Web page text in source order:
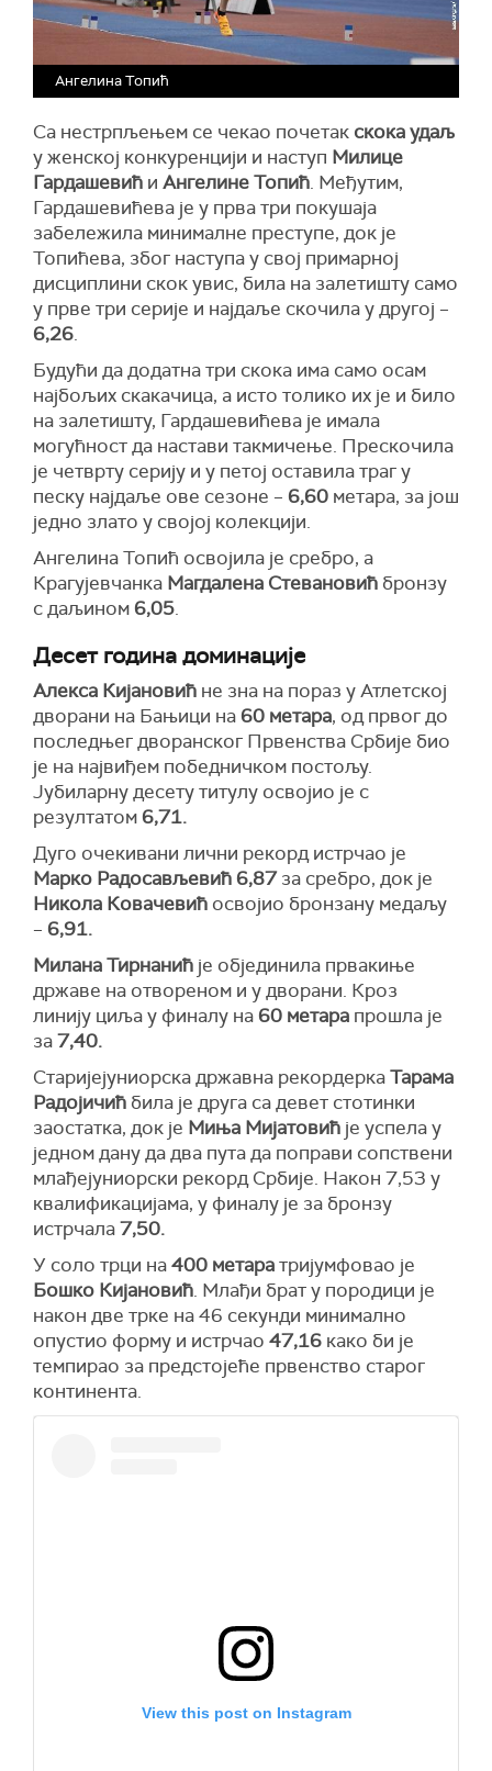
Ангелина Топић
Са нестрпљењем се чекао почетак скока удаљ
у женској конкуренцији и наступ Милице
Гардашевић и Ангелине Топић. Међутим,
Гардашевићева је у прва три покушаја
забележила минималне преступе, док је
Топићева, због наступа у свој примарној
дисциплини скок увис, била на залетишту само
у прве три серије и најдаље скочила у другој –
6,26.
Будући да додатна три скока има само осам
најбољих скакачица, а исто толико их је и било
на залетишту, Гардашевићева је имала
могућност да настави такмичење. Прескочила
је четврту серију и у петој оставила траг у
песку најдаље ове сезоне – 6,60 метара, за још
једно злато у својој колекцији.
Ангелина Топић освојила је сребро, а
Крагујевчанка Магдалена Стевановић бронзу
с даљином6,05.
Десет година доминације
Алекса Кијановић не зна на пораз у Атлетској
дворани на Бањици на60 метара, од првог до
последњег дворанског Првенства Србије био
је на највиђем победничком постољу.
Јубиларну десету титулу освојио је с
резултатом6,71.
Дуго очекивани лични рекорд истрчао је
Марко Радосављевић6,87за сребро, док је
Никола Ковачевић освојио бронзану медаљу
– 6,91.
Милана Тирнанић је објединила првакиње
државе на отвореном и у дворани. Кроз
линију циља у финалу на60 метара прошла је
за7,40.
Старијејуниорска државна рекордеркаТарама
Радојичић била је друга са девет стотинки
заостатка, док је Миња Мијатовић је успела у
једном дану да два пута да поправи сопствени
млађејуниорски рекорд Србије. Након 7,53 у
квалификацијама, у финалу је за бронзу
истрчала7,50.
У соло трци на400 метаратријумфовао је
Бошко Кијановић. Млађи брат у породици је
након две трке на 46 секунди минимално
опустио форму и истрчао 47,16 како би је
темпирао за предстојеће првенство старог
континента.
View this post on Instagram